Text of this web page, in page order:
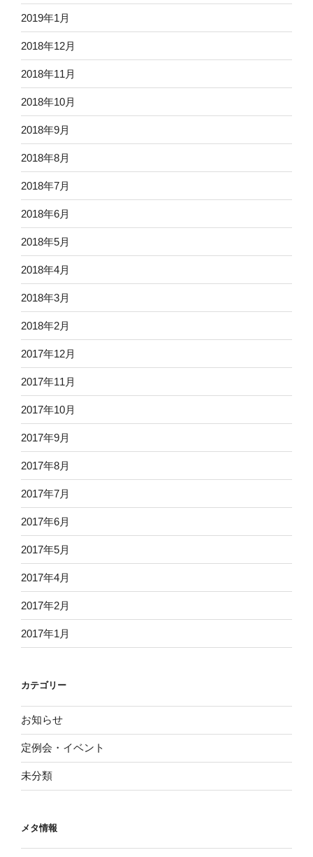
2019年1月
2018年12月
2018年11月
2018年10月
2018年9月
2018年8月
2018年7月
2018年6月
2018年5月
2018年4月
2018年3月
2018年2月
2017年12月
2017年11月
2017年10月
2017年9月
2017年8月
2017年7月
2017年6月
2017年5月
2017年4月
2017年2月
2017年1月
カテゴリー
お知らせ
定例会・イベント
未分類
メタ情報